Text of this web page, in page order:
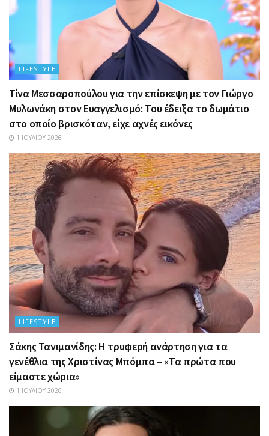
LIFESTYLE
Τίνα Μεσσαροπούλου για την επίσκεψη με τον Γιώργο
Μυλωνάκη στον Ευαγγελισμό: Του έδειξα το δωμάτιο
στο οποίο βρισκόταν, είχε αχνές εικόνες
1 ΙΟΥΛΊΟΥ 2026
LIFESTYLE
Σάκης Τανιμανίδης: Η τρυφερή ανάρτηση για τα
γενέθλια της Χριστίνας Μπόμπα – «Τα πρώτα που
είμαστε χώρια»
1 ΙΟΥΛΊΟΥ 2026